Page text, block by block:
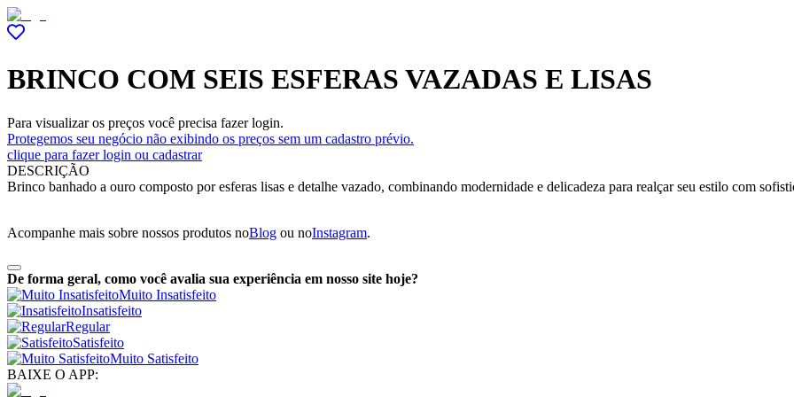
BRINCO COM SEIS ESFERAS VAZADAS E LISAS
Para visualizar os preços você precisa fazer login.
Protegemos seu negócio não exibindo os preços sem um cadastro prévio.
clique para fazer login ou cadastrar
DESCRIÇÃO
Brinco banhado a ouro composto por esferas lisas e detalhe vazado, combinando modernidade e delicadeza para realçar seu estilo com
Acompanhe mais sobre nossos produtos noBlog ou noInstagram.
De forma geral, como você avalia sua experiência em nosso site hoje?
Muito Insatisfeito
Insatisfeito
Regular
Satisfeito
Muito Satisfeito
BAIXE O APP: